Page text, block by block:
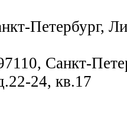
Петербург,
Санкт-
24, кв.17